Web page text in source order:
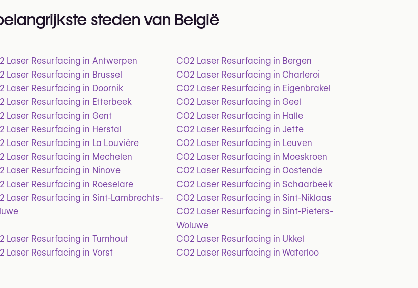
steden van België
Laser Resurfacing in Antwerpen
CO2 Laser Resurfacing in Bergen
Laser Resurfacing in Brussel
CO2 Laser Resurfacing in Charleroi
Laser Resurfacing in Doornik
CO2 Laser Resurfacing in Eigenbrakel
Laser Resurfacing in Etterbeek
CO2 Laser Resurfacing in Geel
Laser Resurfacing in Gent
CO2 Laser Resurfacing in Halle
Laser Resurfacing in Herstal
CO2 Laser Resurfacing in Jette
Laser Resurfacing in La Louvière
CO2 Laser Resurfacing in Leuven
Laser Resurfacing in Mechelen
CO2 Laser Resurfacing in Moeskroen
Laser Resurfacing in Ninove
CO2 Laser Resurfacing in Oostende
Laser Resurfacing in Roeselare
CO2 Laser Resurfacing in Schaarbeek
Laser Resurfacing in Sint-Lambrechts-
CO2 Laser Resurfacing in Sint-Niklaas
CO2 Laser Resurfacing in Sint-Pieters-
Woluwe
Laser Resurfacing in Turnhout
CO2 Laser Resurfacing in Ukkel
Laser Resurfacing in Vorst
CO2 Laser Resurfacing in Waterloo